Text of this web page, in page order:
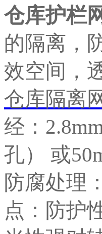
仓库护栏
的隔离，
效空间，
仓库隔离
经：
孔） 或
防腐处理
点：防护